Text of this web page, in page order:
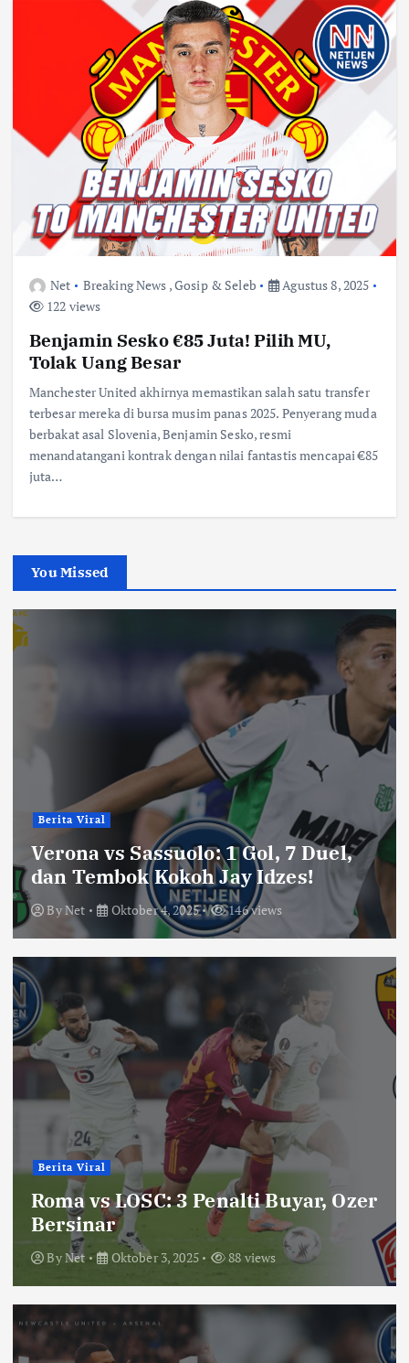
Net Breaking News ,Gosip & Seleb
Agustus 8, 2025
122 views
Benjamin Sesko €85 Juta! Pilih MU,
Tolak Uang Besar
Manchester United akhirnya memastikan salah satu transfer
terbesar mereka di bursa musim panas 2025. Penyerang muda
berbakat asal Slovenia, Benjamin Sesko, resmi
menandatangani kontrak dengan nilai fantastis mencapai €85
juta…
You Missed
Berita Viral
Verona vs Sassuolo: 1 Gol, 7 Duel,
dan Tembok Kokoh Jay Idzes!
ByNet Oktober 4, 2025 146 views
Berita Viral
Roma vs LOSC: 3 Penalti Buyar, Ozer
Bersinar
ByNet Oktober 3, 2025 88 views